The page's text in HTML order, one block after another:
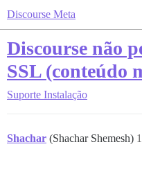
Discourse Meta
Discourse não
SSL (conteúdo
Suporte Instalação
Shachar (Shachar Shemesh) 1